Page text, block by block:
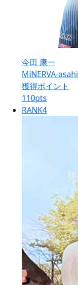
今田 康一
MiNERVA-asahi
獲得ポイント
110pts
RANK4